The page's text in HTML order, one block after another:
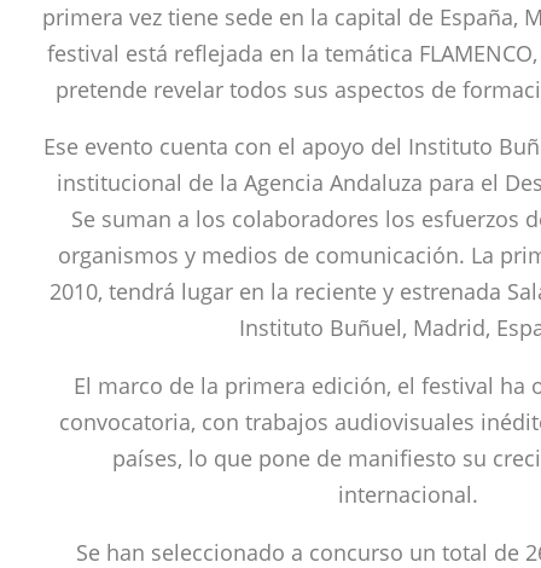
primera vez tiene sede en la capital de España,
festival está reflejada en la temática
pretende revelar todos sus aspectos de
Ese evento cuenta con el apoyo del Instituto
institucional de la Agencia Andaluza para el
Se suman a los colaboradores los esfuerzos
organismos y medios de comunicación. La
2010, tendrá lugar en la reciente y estrenada
Instituto Buñuel, Madrid,
El marco de la primera edición, el festival ha
convocatoria, con trabajos audiovisuales
países, lo que pone de manifiesto su
internacional.
Se han seleccionado a concurso un total de